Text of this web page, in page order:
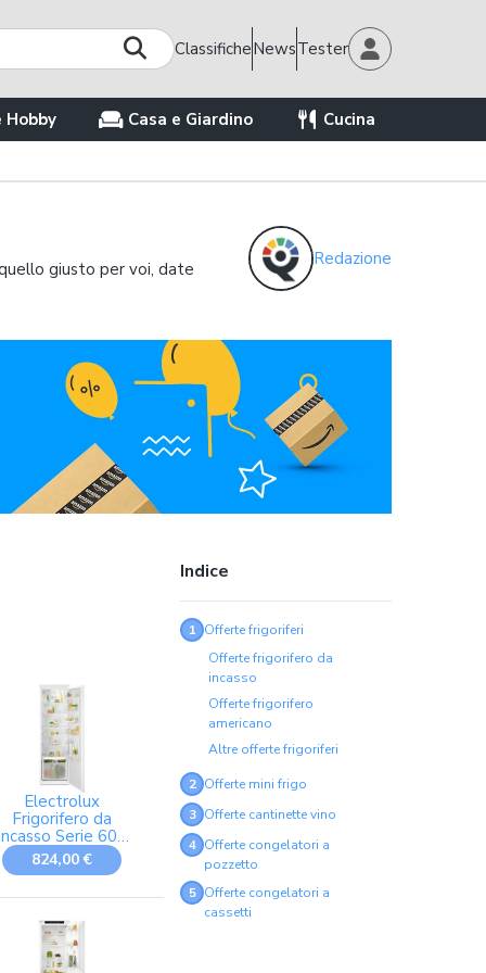
ClassificheNewsTester
Hobby Casa e Giardino Cucina
giusto per voi, date
Redazione
Indice
1 Offerte frigoriferi
Offerte frigorifero da
incasso
Offerte frigorifero
americano
Altre offerte frigoriferi
2 Offerte mini frigo
3 Offerte cantinette vino
4 Offerte congelatori a
pozzetto
5 Offerte congelatori a
cassetti
Electrolux
Frigorifero da
Serie 600
Monoporta
- 310
Reversibile,
Built-in, L 54,6
cm H 177,2 cm
824,00 €